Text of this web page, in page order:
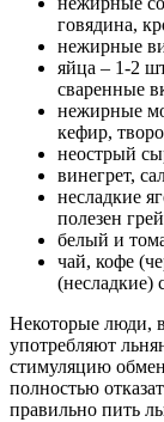
говядина,
нежирные
яйца – 1-2
сваренные
нежирные
кефир,
неострый
винегрет,
несладкие
полезен
белый и
чай, кофе
(несладкие)
Некоторые люди,
употребляют
стимуляцию
полностью
правильно пить